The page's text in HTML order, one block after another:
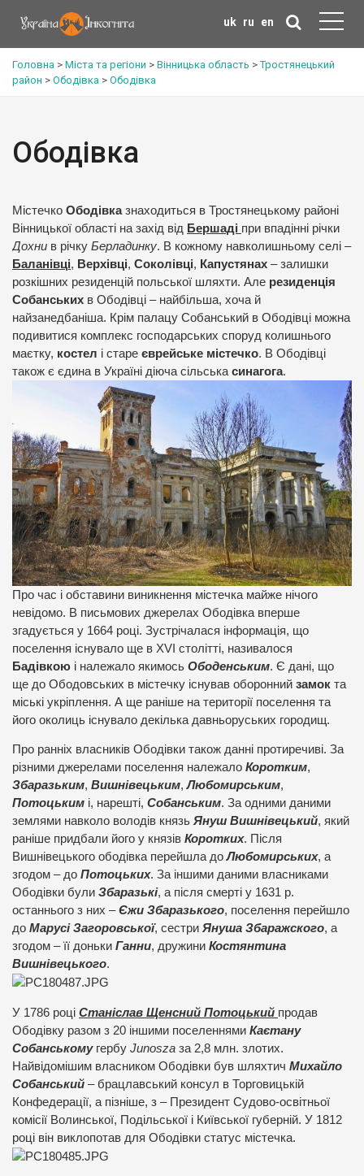
uk ru en
Головна > Міста та регіони > Вінницька область >Тростянецький
район > Ободівка > Ободівка
Ободівка
Містечко Ободівказнаходиться в Тростянецькому районі
Вінницької області на захід від Бершаді при впадінні річки
Дохни в річку Берладинку. В кожному навколишньому селі –
Баланівці, Верхівці, Соколівці, Капустянах – залишки
розкішних резиденцій польської шляхти. Але резиденція
Собанських в Ободівці – найбільша, хоча й
найзанедбаніша. Крім палацу Собанський в Ободівці можна
подивитися комплекс господарських споруд колишнього
маєтку, костел і старе єврейське містечко. В Ободівці
також є єдина в Україні діюча сільська синагога.
Про час і обставини виникнення містечка майже нічого
невідомо. В письмових джерелах Ободівка вперше
згадується у 1664 році. Зустрічалася інформація, що
поселення існувало ще в XVI столітті, називалося
Бадівкою і належало якимось Ободенським. Є дані, що
ще до Ободовських в містечку існував оборонний замок та
міські укріплення. А ще раніше на території поселення та
його околиць існувало декілька давньоруських городищ.
Про ранніх власників Ободівки також данні протиречиві. За
різними джерелами поселення належало Коротким,
Збаразьким, Вишнівецьким,Любомирським,
Потоцьким і, нарешті, Собанським. За одними даними
землями навколо володів князь Януш Вишнівецький, який
раніше придбали його у князів Коротких. Після
Вишнівецького ободівка перейшла доЛюбомирських, а
згодом – до Потоцьких. За іншими даними власниками
Ободівки були Збаразькі, а після смерті у 1631 р.
останнього з них –Єжи Збаразького, поселення перейшло
до Марусі Загоровської, сестри Януша Збаражского, а
згодом – її доньки Ганни, дружини Костянтина
Вишнівецького.
У 1786 році Станіслав Щенсний Потоцький продав
Ободівку разом з 20 іншими поселеннями Каєтану
Собанському гербу Junosza за 2,8 млн. злотих.
Найвідомішим власником Ободівки був шляхтич Михайло
Собанський – брацлавський консул в Торговицькій
Конфедерації, а пізніше, з – Президент Судово-освітньої
комісії Волинської, Подільської і Київської губерній. У 1812
році він виклопотав для Ободівки статус містечка.